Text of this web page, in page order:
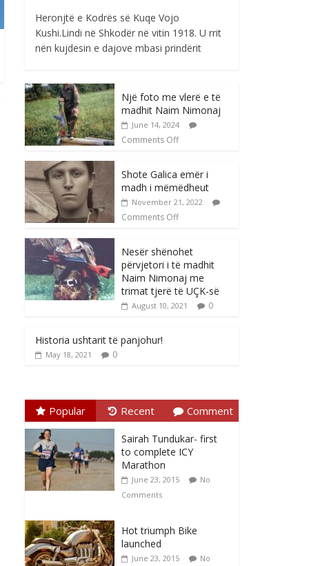
Heronjtë e Kodrës së Kuqe Vojo
Kushi.Lindi në Shkodër në vitin 1918. U rrit
nën kujdesin e dajove mbasi prindërit
Një foto me vlerë e të
madhit Naim Nimonaj
June 14, 2024
Comments Off
Shote Galica emër i
madh i mëmëdheut
November 21, 2022
Comments Off
Nesër shënohet
përvjetori i të madhit
Naim Nimonaj me
trimat tjerë të UÇK-së
August 10, 2021 0
Historia ushtarit të panjohur!
May 18, 2021 0
Popular Recent Comment
Sairah Tundukar- first
to complete ICY
Marathon
June 23, 2015
No
Comments
Hot triumph Bike
launched
June 23, 2015
No